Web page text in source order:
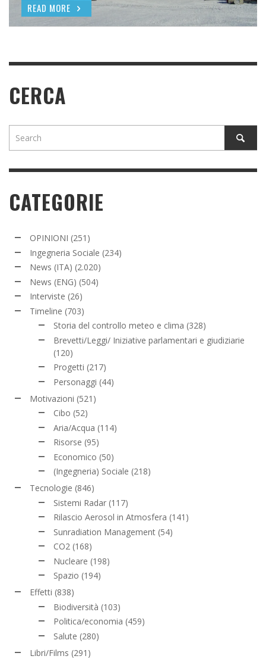
READ MORE
READ MORE
CERCA
CATEGORIE
OPINIONI (251)
Ingegneria Sociale (234)
News (ITA) (2.020)
News (ENG) (504)
Interviste (26)
Timeline (703)
Storia del controllo meteo e clima (328)
Brevetti/Leggi/ Iniziative parlamentari e giudiziarie
(120)
Progetti (217)
Personaggi (44)
Motivazioni (521)
Cibo (52)
Aria/Acqua (114)
Risorse (95)
Economico (50)
(Ingegneria) Sociale (218)
Tecnologie (846)
Sistemi Radar (117)
Rilascio Aerosol in Atmosfera (141)
Sunradiation Management (54)
CO2 (168)
Nucleare (198)
Spazio (194)
Effetti (838)
Biodiversità (103)
Politica/economia (459)
Salute (280)
Libri/Films (291)